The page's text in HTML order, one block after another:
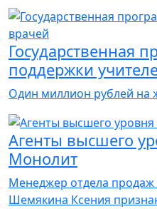
Государственная
поддержки
Один миллион рублей на
Агенты высшего
Монолит
Менеджер отдела
Шемякина Ксения